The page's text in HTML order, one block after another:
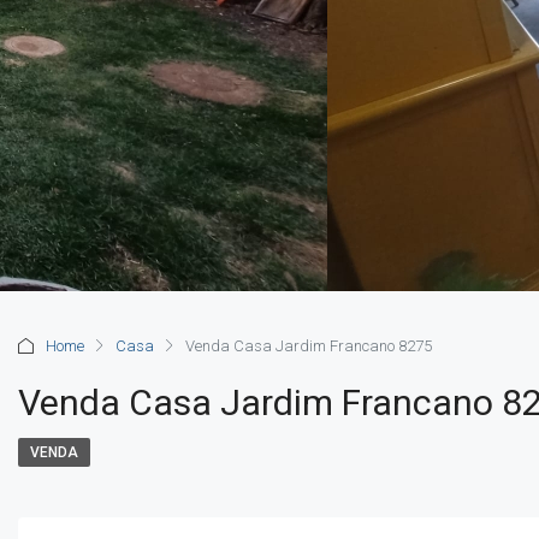
Home Casa Venda Casa Jardim Francano 8275
Venda Casa Jardim Francano
VENDA